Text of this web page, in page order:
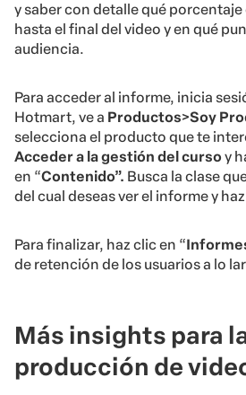
y saber con detalle qué
hasta el final del video y en qué
audiencia.
Para acceder al informe, inicia
Hotmart, ve a Productos>Soy
selecciona el producto que te
Acceder a la gestión del curso y
en “Contenido”. Busca la clase
del cual deseas ver el informe y
Para finalizar, haz clic en “
de retención de los usuarios a lo
Más insights para
producción de